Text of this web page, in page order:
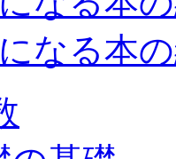
なる本